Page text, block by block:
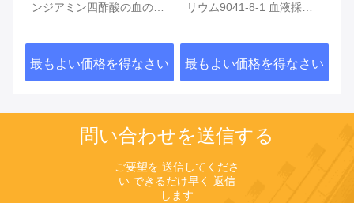
ンジアミン四酢酸の血の管
Dipotassiumエチレンジア
ミン四酢酸
最もよい価格を得なさい
リウム9041-8-1 血液採集
最もよい価格を得なさい
問い合わせを送信する
ご要望を 送信してくださ
い できるだけ早く 返信
します